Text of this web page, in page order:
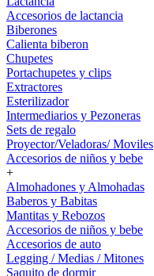
Accesorios de lactancia
Biberones
Calienta biberon
Chupetes
Portachupetes y clips
Extractores
Esterilizador
Intermediarios y Pezoneras
Sets de regalo
Proyector/Veladoras/ Moviles
Accesorios de niños y bebe
+
Almohadones y Almohadas
Baberos y Babitas
Mantitas y Rebozos
Accesorios de niños y bebe
Accesorios de auto
Legging / Medias / Mitones
Saquito de dormir